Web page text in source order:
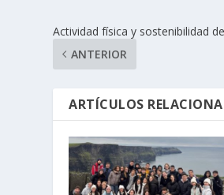
Actividad física y sostenibilidad
ANTERIOR
ARTÍCULOS